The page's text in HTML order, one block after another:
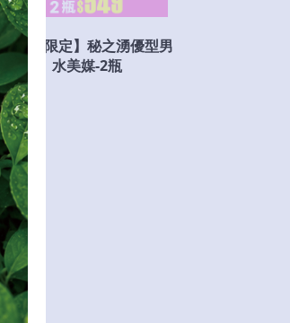
【官網限定】秘之湧優型男
水美媒-2瓶